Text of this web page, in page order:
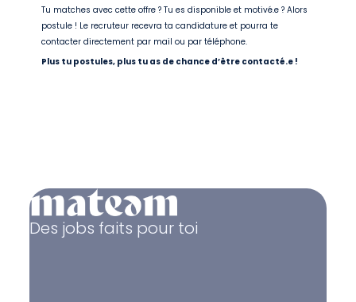
Tu matches avec cette offre ? Tu es disponible et motivé.e ? Alors
postule ! Le recruteur recevra ta candidature et pourra te
contacter directement par mail ou par téléphone.
Plus tu postules, plus tu as de chance d’être contacté.e !
Des jobs faits pour toi